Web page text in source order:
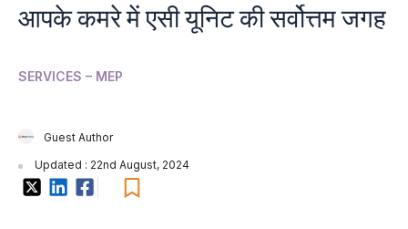
आपके कमरे में एसी यूनिट की सर्वोत्तम जगह
SERVICES – MEP
Guest Author
Updated : 22nd August, 2024